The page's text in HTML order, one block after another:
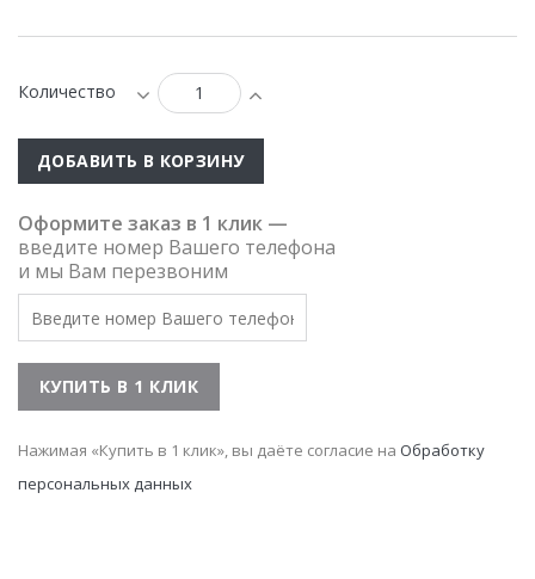
Количество
ДОБАВИТЬ В КОРЗИНУ
Оформите заказ в 1 клик —
введите номер Вашего телефона
и мы Вам перезвоним
Нажимая «Купить в 1 клик», вы даёте согласие на Обработку
персональных данных